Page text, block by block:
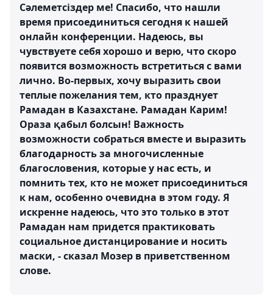
Сәлеметсіздер ме! Спасибо, что нашли
время присоединиться сегодня к нашей
онлайн конференции. Надеюсь, вы
чувствуете себя хорошо и верю, что скоро
появится возможность встретиться с вами
лично. Во-первых, хочу выразить свои
теплые пожелания тем, кто празднует
Рамадан в Казахстане. Рамадан Карим!
Ораза қабыл болсын! Важность
возможности собраться вместе и выразить
благодарность за многочисленные
благословения, которые у нас есть, и
помнить тех, кто не может присоединиться
к нам, особенно очевидна в этом году. Я
искренне надеюсь, что это только в этот
Рамадан нам придется практиковать
социальное дистанцирование и носить
маски, - сказал Мозер в приветственном
слове.